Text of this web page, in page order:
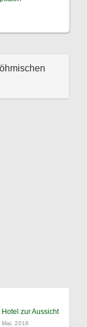
Hotel zur Aussicht
Mai, 2016